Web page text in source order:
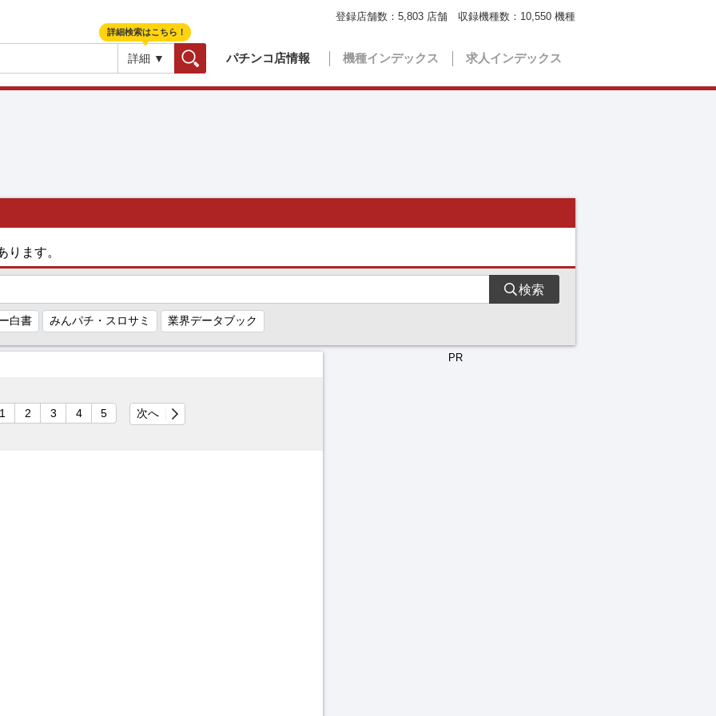
詳細 ▼ パチンコ店情報 機種インデックス 求人インデックス
登録店舗数： 5,803 店舗 収録機種数： 10,550 機種
詳細検索はこちら！
ります。
検索
白書 みんパチ・スロサミ 業界データブック
2 3 4 5 次へ
PR